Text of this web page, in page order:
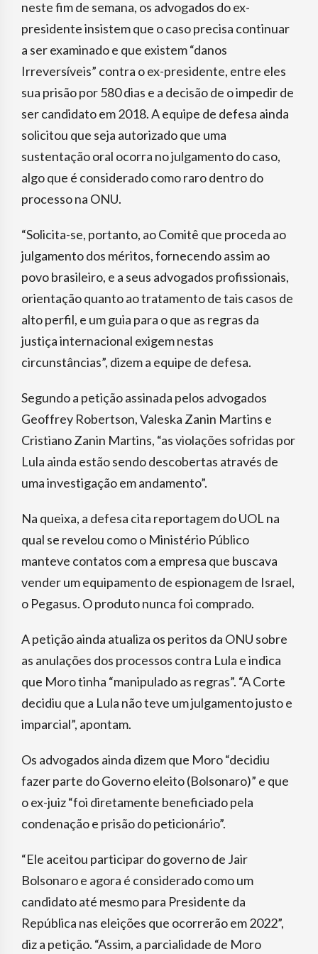
neste fim de semana, os advogados do ex-
presidente insistem que o caso precisa continuar
a ser examinado e que existem “danos
Irreversíveis” contra o ex-presidente, entre eles
sua prisão por 580 dias e a decisão de o impedir de
ser candidato em 2018. A equipe de defesa ainda
solicitou que seja autorizado que uma
sustentação oral ocorra no julgamento do caso,
algo que é considerado como raro dentro do
processo na ONU.
“Solicita-se, portanto, ao Comitê que proceda ao
julgamento dos méritos, fornecendo assim ao
povo brasileiro, e a seus advogados profissionais,
orientação quanto ao tratamento de tais casos de
alto perfil, e um guia para o que as regras da
justiça internacional exigem nestas
circunstâncias”, dizem a equipe de defesa.
Segundo a petição assinada pelos advogados
Geoffrey Robertson, Valeska Zanin Martins e
Cristiano Zanin Martins, “as violações sofridas por
Lula ainda estão sendo descobertas através de
uma investigação em andamento”.
Na queixa, a defesa cita reportagem do UOL na
qual se revelou como o Ministério Público
manteve contatos com a empresa que buscava
vender um equipamento de espionagem de Israel,
o Pegasus. O produto nunca foi comprado.
A petição ainda atualiza os peritos da ONU sobre
as anulações dos processos contra Lula e indica
que Moro tinha “manipulado as regras”. “A Corte
decidiu que a Lula não teve um julgamento justo e
imparcial”, apontam.
Os advogados ainda dizem que Moro “decidiu
fazer parte do Governo eleito (Bolsonaro)” e que
o ex-juiz “foi diretamente beneficiado pela
condenação e prisão do peticionário”.
“Ele aceitou participar do governo de Jair
Bolsonaro e agora é considerado como um
candidato até mesmo para Presidente da
República nas eleições que ocorrerão em 2022”,
diz a petição. “Assim, a parcialidade de Moro